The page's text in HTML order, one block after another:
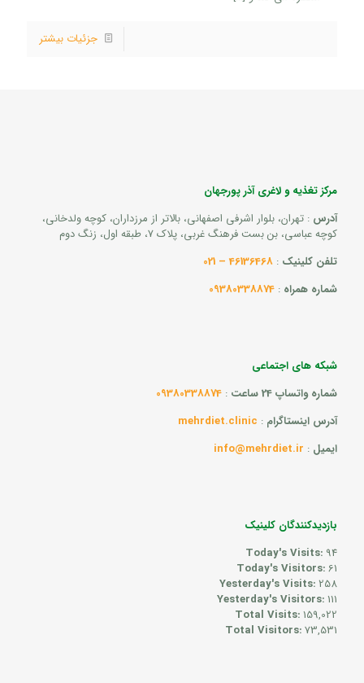
جزئیات بیشتر
مرکز تغذیه و لاغری آذر پورجهان
آدرس : تهران، بلوار اشرفی اصفهانی، بالاتر از مرزداران، کوچه ولدخانی،
کوچه عباسی، بن بست فرهنگ غربی، پلاک 7، طبقه اول، زنگ دوم
تلفن کلینیک :
46136468 – 021
شماره همراه :
09380338874
شبکه های اجتماعی
شماره واتساپ 24 ساعت
:
09380338874
آدرس اینستاگرام :
mehrdiet.clinic
ایمیل :
info@mehrdiet.ir
بازدیدکنندگان کلینیک
Today's Visits: 94
Today's Visitors:61
Yesterday's Visits:258
Yesterday's Visitors:111
Total Visits:159,022
Total Visitors:73,531